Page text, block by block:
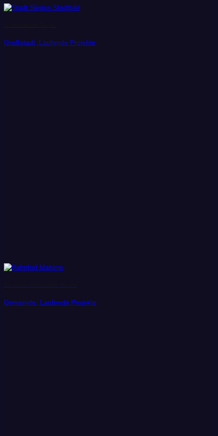
Großstadt, Laufende Projekte
Gemeinde, Laufende Projekte